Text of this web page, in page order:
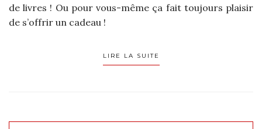
de livres ! Ou pour vous-même ça fait toujours plaisir
de s’offrir un cadeau !
LIRE LA SUITE